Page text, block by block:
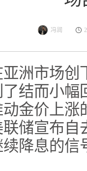
冯润
市场创
结而小
金价上
储宣布
降息的信